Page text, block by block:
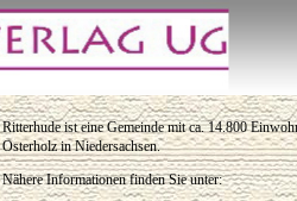
Ritterhude ist eine Gemeinde mit ca. 14.800
Osterholz in Niedersachsen.
Nähere Informationen finden Sie unter: